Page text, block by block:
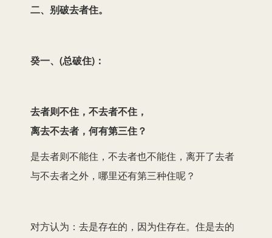
二、别破去者住。
癸一、(总破住)：
去者则不住，不去者不住，
离去不去者，何有第三住？
是去者则不能住，不去者也不能住，离开了去者
与不去者之外，哪里还有第三种住呢？
对方认为：去是存在的，因为住存在。住是去的